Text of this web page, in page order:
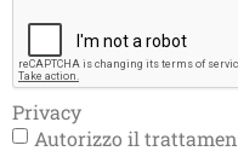
Privacy
Autorizzo il